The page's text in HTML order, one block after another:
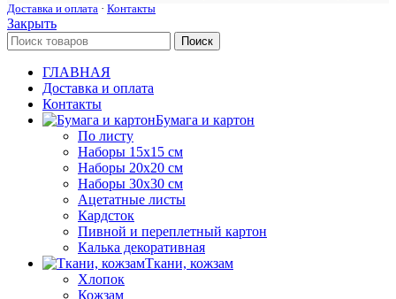
Доставка и оплата · Контакты
Закрыть
Поиск
ГЛАВНАЯ
Доставка и оплата
Контакты
Бумага и картон
По листу
Наборы 15х15 см
Наборы 20х20 см
Наборы 30х30 см
Ацетатные листы
Кардсток
Пивной и переплетный картон
Калька декоративная
Ткани, кожзам
Хлопок
Кожзам